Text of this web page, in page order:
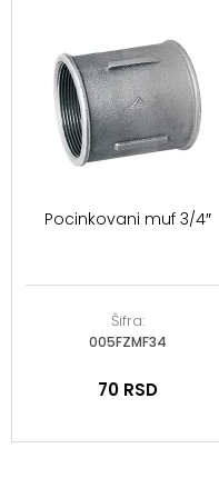
Pocinkovani muf 3/4″
Šifra:
005FZMF34
70 RSD